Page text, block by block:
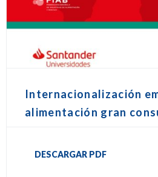
Internacionalización
alimentación gran
DESCARGAR PDF